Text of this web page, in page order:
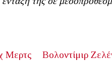
Μερτς Βολοντίμιρ